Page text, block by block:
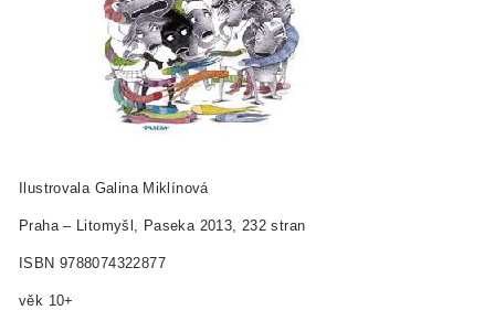
Ilustrovala Galina Miklínová
Praha – Litomyšl, Paseka 2013, 232 stran
ISBN 978­80­7432­287­7
věk 10+